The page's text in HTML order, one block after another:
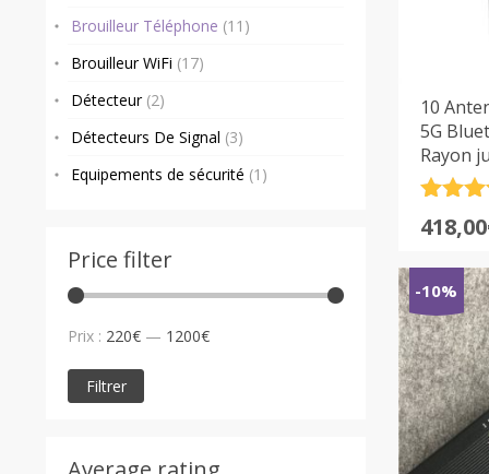
Brouilleur Téléphone (11)
Brouilleur WiFi (17)
Détecteur (2)
Détecteurs De Signal (3)
Equipements de sécurité (1)
Price filter
min
max
Filtrer
Prix : 220€ — 1200€
10
5G
Rayon
sur 5
Le
initial
était :
418,00
Le
actuel
est :
-10%